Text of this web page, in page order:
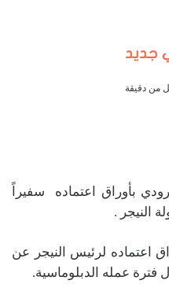
جديد
من دقيقة
بأوراق اعتماده سفيراً
النيجر .
اعتماده لرئيس النيجر عن
فترة عمله الدبلوماسية.